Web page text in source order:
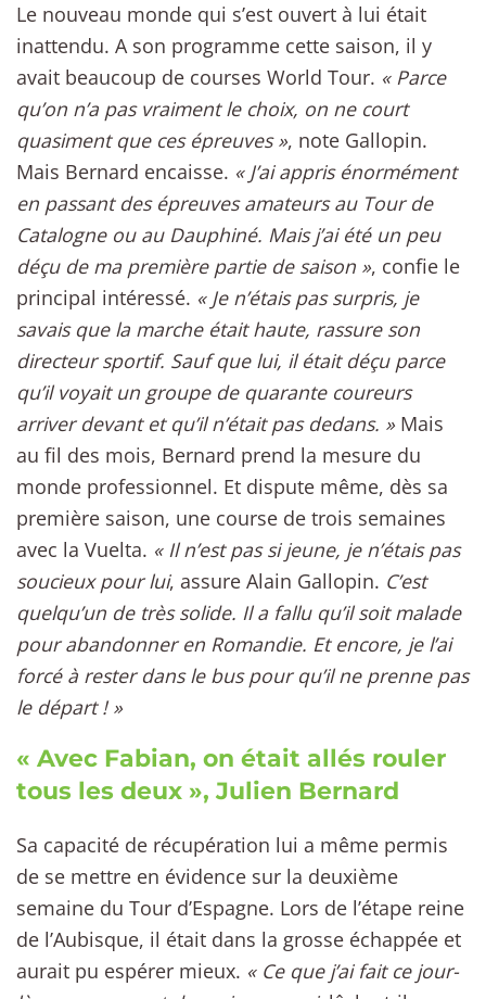
Le nouveau monde qui s’est ouvert à lui était
inattendu. A son programme cette saison, il y
avait beaucoup de courses World Tour. « Parce
qu’on n’a pas vraiment le choix, on ne court
quasiment que ces épreuves », note Gallopin.
Mais Bernard encaisse. « J’ai appris énormément
en passant des épreuves amateurs au Tour de
Catalogne ou au Dauphiné. Mais j’ai été un peu
déçu de ma première partie de saison », confie le
principal intéressé. « Je n’étais pas surpris, je
savais que la marche était haute, rassure son
directeur sportif. Sauf que lui, il était déçu parce
qu’il voyait un groupe de quarante coureurs
arriver devant et qu’il n’était pas dedans. » Mais
au fil des mois, Bernard prend la mesure du
monde professionnel. Et dispute même, dès sa
première saison, une course de trois semaines
avec la Vuelta. « Il n’est pas si jeune, je n’étais pas
soucieux pour lui, assure Alain Gallopin. C’est
quelqu’un de très solide. Il a fallu qu’il soit malade
pour abandonner en Romandie. Et encore, je l’ai
forcé à rester dans le bus pour qu’il ne prenne pas
le départ ! »
« Avec Fabian, on était allés rouler
tous les deux », Julien Bernard
Sa capacité de récupération lui a même permis
de se mettre en évidence sur la deuxième
semaine du Tour d’Espagne. Lors de l’étape reine
de l’Aubisque, il était dans la grosse échappée et
aurait pu espérer mieux. « Ce que j’ai fait ce jour-